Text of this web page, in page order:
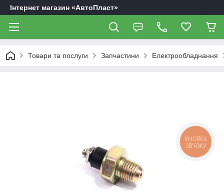
Інтернет магазин «АвтоПласт»
Товари та послуги Запчастини Електрообладнання
КНОПКА
ЗВ'ЯЗКУ